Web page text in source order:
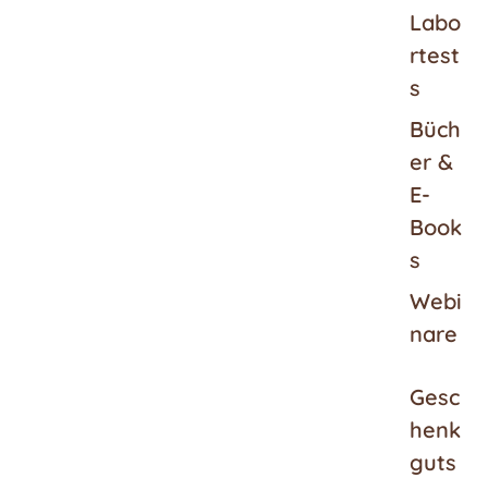
Labo
rtest
s
Büch
er &
E-
Book
s
Webi
nare
Gesc
henk
guts